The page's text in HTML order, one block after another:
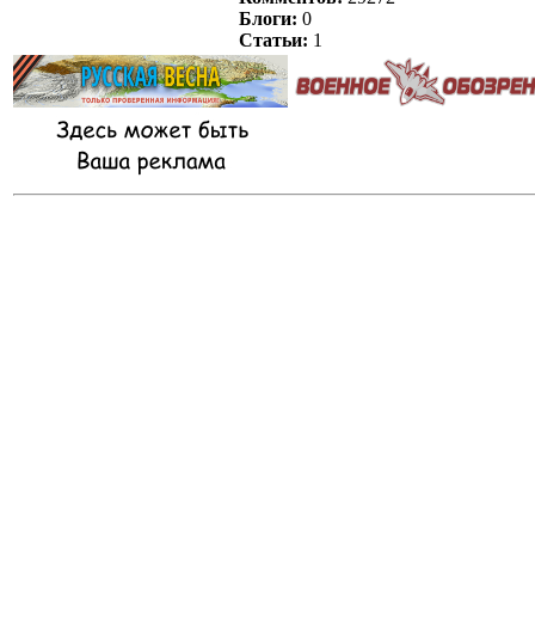
Блоги: 0
Статьи: 1